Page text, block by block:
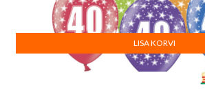
LISA KORVI